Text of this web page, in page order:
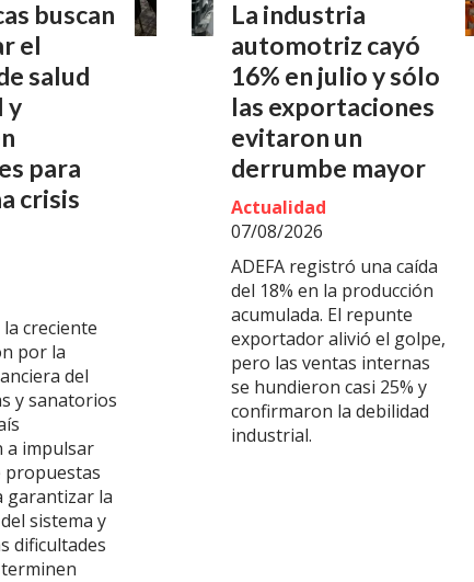
buscan
el
salud
y
para
crisis
creciente
por la
del
y sanatorios
a impulsar
propuestas
garantizar la
sistema y
dificultades
La industria
automotriz cayó
16% en julio y sólo
las exportaciones
evitaron un
derrumbe mayor
Actualidad
07/08/2026
ADEFA registró una caída
del 18% en la producción
acumulada. El repunte
exportador alivió el golpe,
pero las ventas internas
se hundieron casi 25% y
confirmaron la debilidad
industrial.